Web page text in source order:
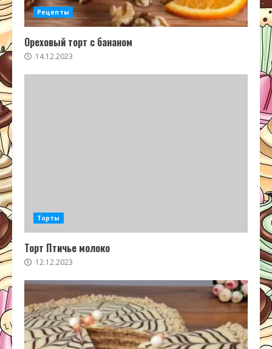
Рецепты
Ореховый торт с бананом
14.12.2023
Торты
Торт Птичье молоко
12.12.2023